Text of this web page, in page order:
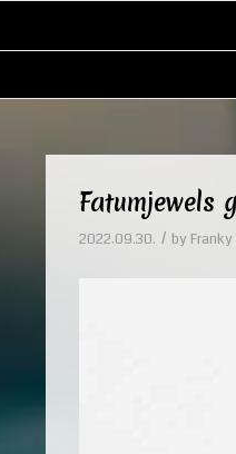
Fatumjewels
2022.09.30. / by